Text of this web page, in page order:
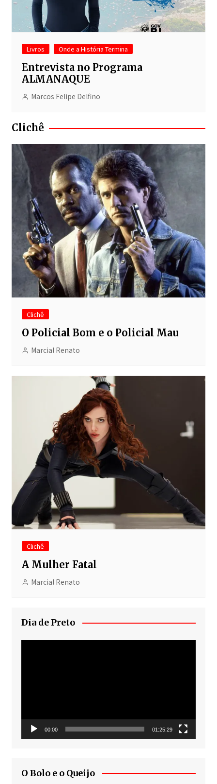
Livros Onde a História Termina
Entrevista no Programa
ALMANAQUE
Marcos Felipe Delfino
Clichê
Clichê
O Policial Bom e o Policial Mau
Marcial Renato
Clichê
A Mulher Fatal
Marcial Renato
Dia de Preto
00:00 01:25:29
O Bolo e o Queijo